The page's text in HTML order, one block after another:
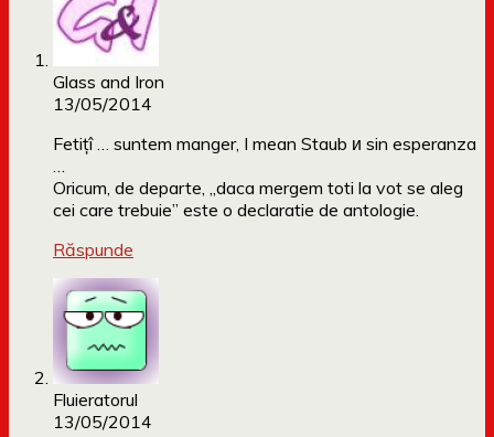
Glass and Iron
13/05/2014
Fetiţî … suntem manger, I mean Staub и sin esperanza
…
Oricum, de departe, „daca mergem toti la vot se aleg
cei care trebuie” este o declaratie de antologie.
Răspunde
Fluieratorul
13/05/2014